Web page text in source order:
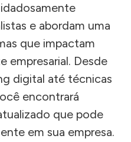
e abordam uma
que impactam
empresarial. Desde
digital até técnicas
encontrará
que pode
em sua empresa.